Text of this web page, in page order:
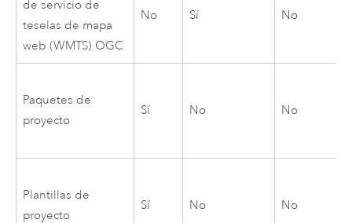
de servicio de
teselas de mapa
web (WMTS) OGC
No Sí No
Paquetes de
proyecto
Sí No No
Plantillas de
proyecto
Sí No No